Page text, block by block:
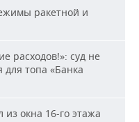
ракетной и
расходов!»: суд не
для топа «Банка
окна 16-го этажа